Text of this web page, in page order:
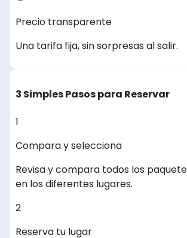
Precio transparente
Una tarifa fija, sin sorpresas al salir.
3 Simples Pasos para Reservar
1
Compara y selecciona
Revisa y compara todos los
en los diferentes lugares.
2
Reserva tu lugar